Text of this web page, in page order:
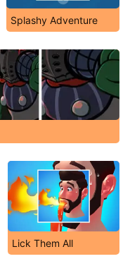
Splashy Adventure
Lick Them All